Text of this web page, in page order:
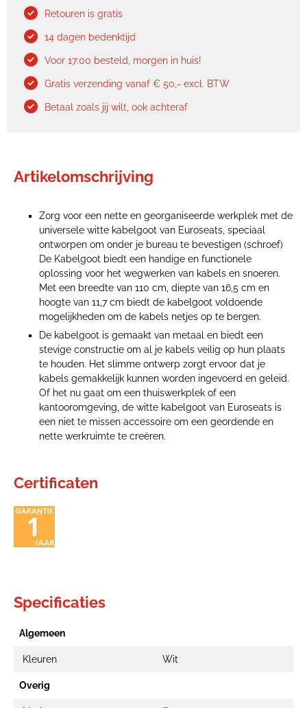
Retouren is gratis
14 dagen bedenktijd
Voor 17:00 besteld, morgen in huis!
Gratis verzending vanaf € 50,- excl. BTW
Betaal zoals jij wilt, ook achteraf
Artikelomschrijving
Zorg voor een nette en georganiseerde werkplek met de
universele witte kabelgoot van Euroseats, speciaal
ontworpen om onder je bureau te bevestigen (schroef)
De Kabelgoot biedt een handige en functionele
oplossing voor het wegwerken van kabels en snoeren.
Met een breedte van 110 cm, diepte van 16,5 cm en
hoogte van 11,7 cm biedt de kabelgoot voldoende
mogelijkheden om de kabels netjes op te bergen.
De kabelgoot is gemaakt van metaal en biedt een
stevige constructie om al je kabels veilig op hun plaats
te houden. Het slimme ontwerp zorgt ervoor dat je
kabels gemakkelijk kunnen worden ingevoerd en geleid.
Of het nu gaat om een thuiswerkplek of een
kantooromgeving, de witte kabelgoot van Euroseats is
een niet te missen accessoire om een geordende en
nette werkruimte te creëren.
Certificaten
Specificaties
Algemeen
Kleuren Wit
Overig